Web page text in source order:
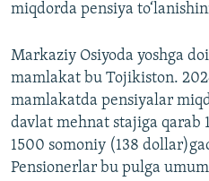
miqdorda pensiya
Markaziy Osiyoda yoshga
mamlakat bu Tojikiston.
mamlakatda pensiyalar
davlat mehnat stajiga qarab
1500 somoniy (138
Pensionerlar bu pulga